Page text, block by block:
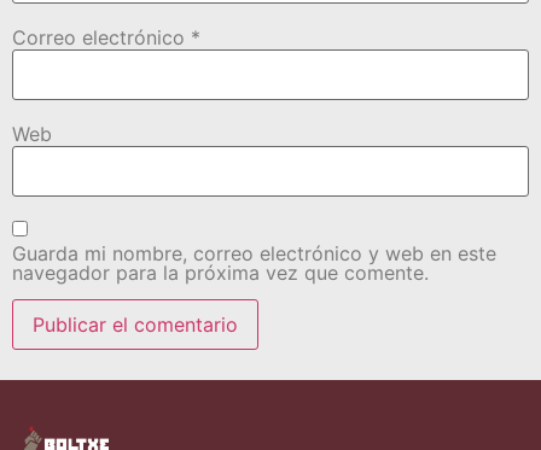
Correo electrónico *
Web
Guarda mi nombre, correo electrónico y web en este
navegador para la próxima vez que comente.